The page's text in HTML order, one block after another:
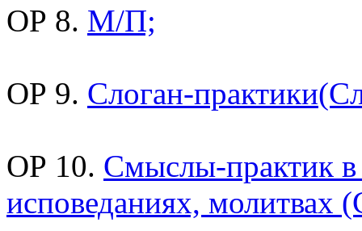
ОР 8. М/П;
ОР 9. Слоган-
ОР 10. Смыслы-практик в
исповеданиях,